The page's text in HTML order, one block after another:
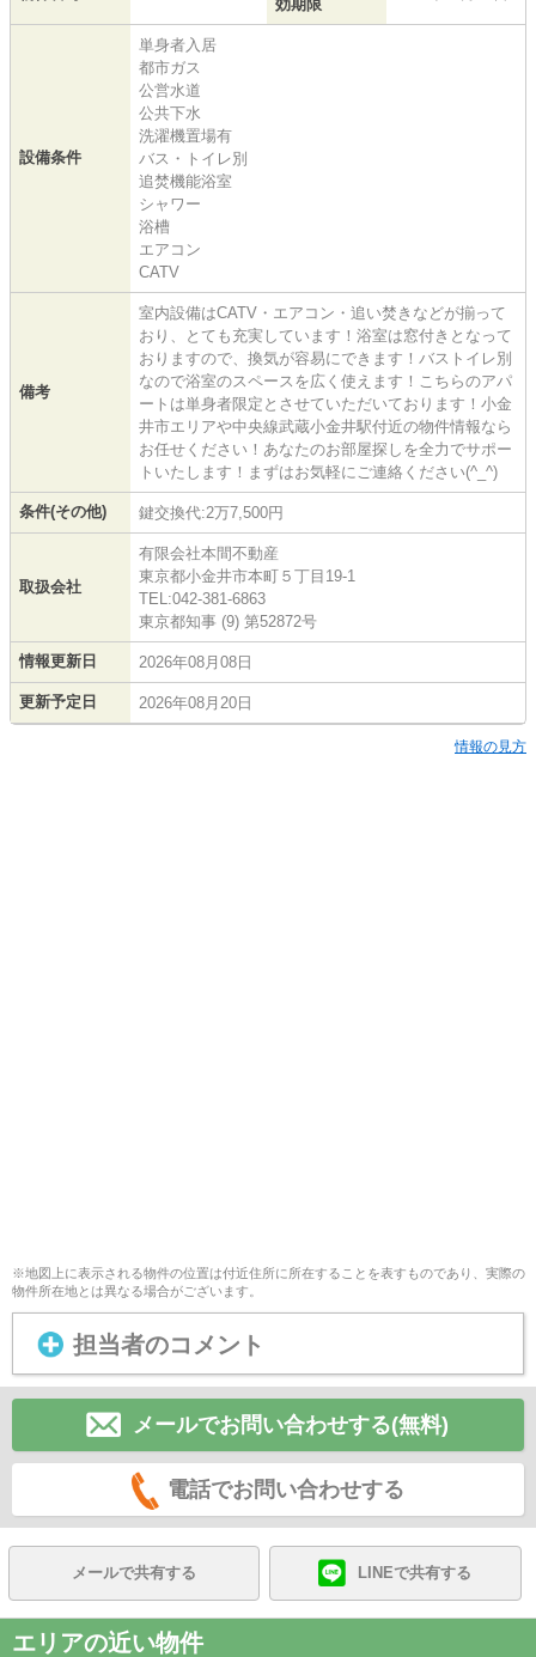
効期限
設備条件
単身者入居
都市ガス
公営水道
公共下水
洗濯機置場有
バス・トイレ別
追焚機能浴室
シャワー
浴槽
エアコン
CATV
備考
室内設備はCATV・エアコン・追い焚きなどが揃って
おり、とても充実しています！浴室は窓付きとなって
おりますので、換気が容易にできます！バストイレ別
なので浴室のスペースを広く使えます！こちらのアパ
ートは単身者限定とさせていただいております！小金
井市エリアや中央線武蔵小金井駅付近の物件情報なら
お任せください！あなたのお部屋探しを全力でサポー
トいたします！まずはお気軽にご連絡ください(^_^)
条件(その他) 鍵交換代:2万7,500円
取扱会社
有限会社本間不動産
東京都小金井市本町５丁目19-1
TEL:042-381-6863
東京都知事 (9) 第52872号
情報更新日 2026年08月08日
更新予定日 2026年08月20日
情報の見方
※地図上に表示される物件の位置は付近住所に所在することを表すものであり、実際の
物件所在地とは異なる場合がございます。
担当者のコメント
メールでお問い合わせする(無料)
電話でお問い合わせする
メールで共有する LINEで共有する
エリアの近い物件